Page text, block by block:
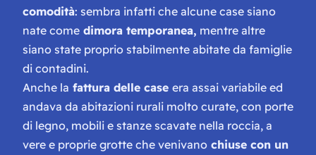
comodità: sembra infatti che alcune case siano
nate come dimora temporanea, mentre altre
siano state proprio stabilmente abitate da famiglie
di contadini.
Anche la fattura delle case era assai variabile ed
andava da abitazioni rurali molto curate, con porte
di legno, mobili e stanze scavate nella roccia, a
vere e proprie grotte che venivano chiuse con un